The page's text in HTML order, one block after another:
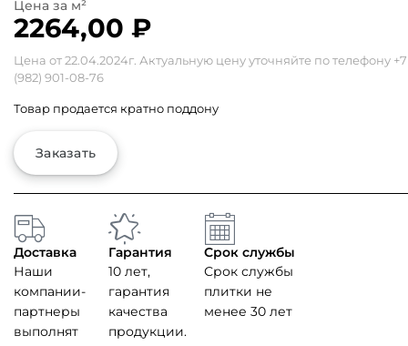
2264,00 ₽
Цена от 22.04.2024г. Актуальную цену уточняйте по телефону +7
(982) 901-08-76
Товар продается кратно поддону
Заказать
Доставка
Наши
компании-
партнеры
выполнят
Гарантия
10 лет,
гарантия
качества
продукции.
Срок службы
Срок службы
плитки не
менее 30 лет